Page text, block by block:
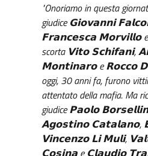
"Onoriamo in questa
giudice 𝗚𝗶𝗼𝘃𝗮𝗻𝗻𝗶
𝗙𝗿𝗮𝗻𝗰𝗲𝘀𝗰𝗮 𝗠𝗼𝗿𝘃𝗶𝗹𝗹𝗼 e
scorta 𝗩𝗶𝘁𝗼 𝗦𝗰𝗵𝗶𝗳𝗮𝗻𝗶,
𝗠𝗼𝗻𝘁𝗶𝗻𝗮𝗿𝗼 e 𝗥𝗼𝗰𝗰𝗼
oggi, 30 anni fa, furono
attentato della mafia. Ma
giudice 𝗣𝗮𝗼𝗹𝗼
𝗔𝗴𝗼𝘀𝘁𝗶𝗻𝗼 𝗖𝗮𝘁𝗮𝗹𝗮𝗻𝗼,
𝗩𝗶𝗻𝗰𝗲𝗻𝘇𝗼 𝗟𝗶 𝗠𝘂𝗹𝗶,
𝗖𝗼𝘀𝗶𝗻𝗮 e 𝗖𝗹𝗮𝘂𝗱𝗶𝗼